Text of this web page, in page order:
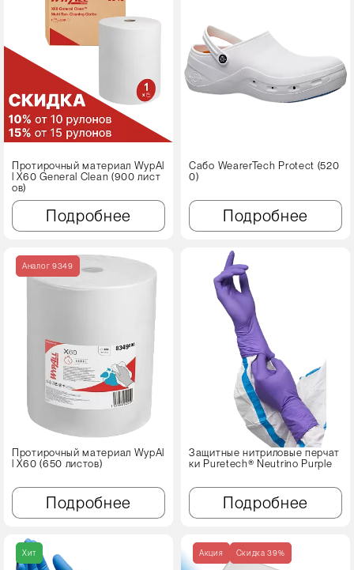
Протирочный материал WypAl
l X60 Genеral Clean (900 лист
ов)
Подробнее
Сабо WearerTech Protect (520
0)
Подробнее
Аналог 9349
Протирочный материал WypAl
l X60 (650 листов)
Подробнее
Защитные нитриловые перчат
ки Puretech® Neutrino Purple
Подробнее
Хит Акция Cкидка 39%